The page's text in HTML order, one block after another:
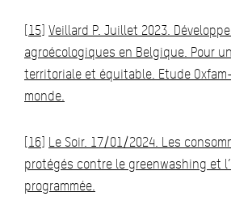
[15] Veillard P. Juillet 2023.
agroécologiques en Belgique. Pour
territoriale et équitable. Etude
monde.
[16] Le Soir. 17/01/2024. Les
protégés contre le greenwashing et
programmée.